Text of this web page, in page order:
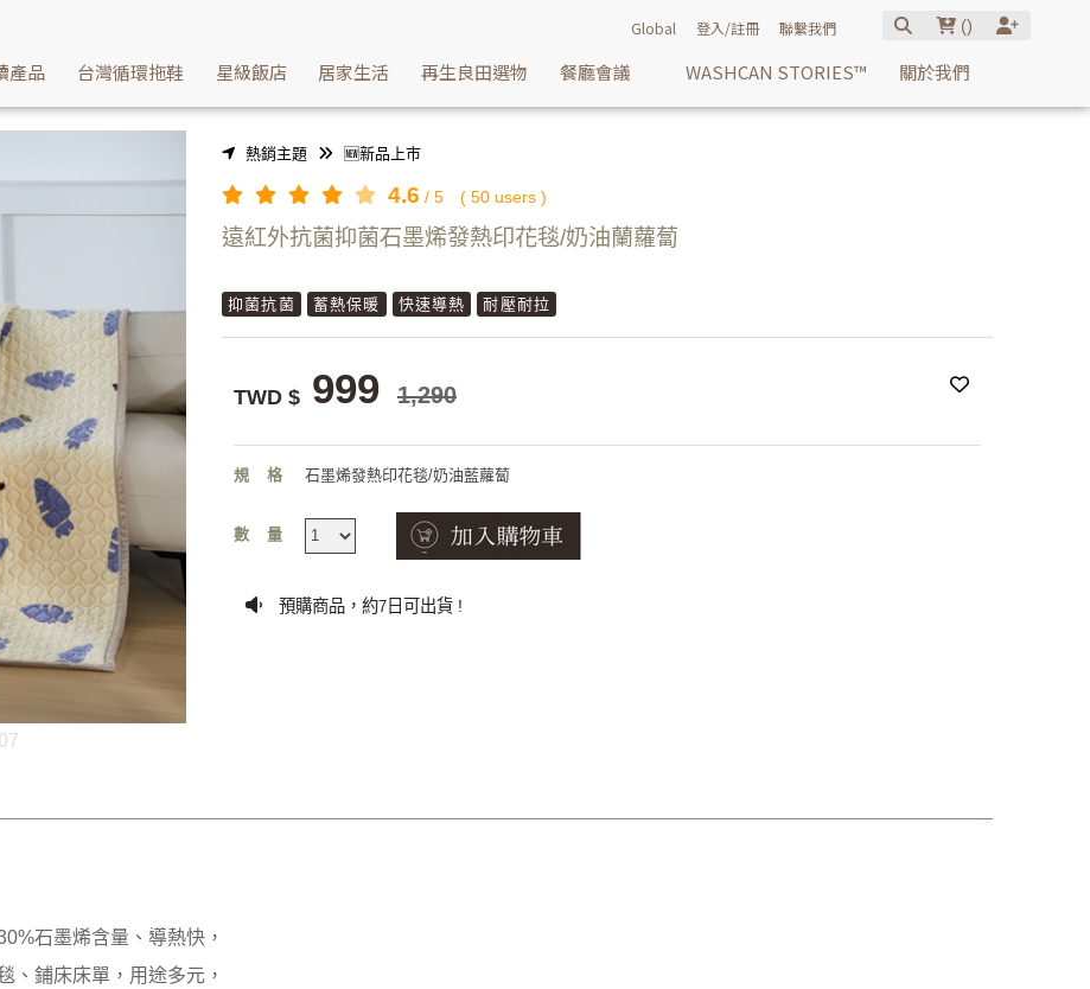
讓您享受睡眠不捨起床 | Washcan瓦士肯
Global 登入/註冊 聯繫我們 ()
產品 台灣循環拖鞋 星級飯店 居家生活 再生良田選物 餐廳會議 WASHCAN STORIES™ 關於我們
熱銷主題 🆕新品上市
4.6 / 5 ( 50 users )
遠紅外抗菌抑菌石墨烯發熱印花毯/奶油蘭蘿蔔
抑菌抗菌 蓄熱保暖 快速導熱 耐壓耐拉
TWD $ 999 1,290
規格 石墨烯發熱印花毯/奶油藍蘿蔔
數量
預購商品，約7 日可出貨 !
石墨烯含量、導熱快，
、鋪床床單，用途多元，